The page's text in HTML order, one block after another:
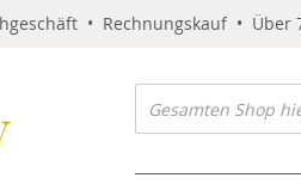
• Rechnungskauf •